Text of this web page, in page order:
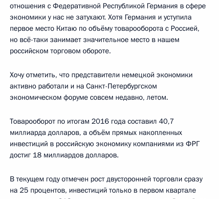
отношения с Федеративной Республикой Германия в сфере
экономики у нас не затухают. Хотя Германия и уступила
первое место Китаю по объёму товарооборота с Россией,
но всё-таки занимает значительное место в нашем
российском торговом обороте.
Хочу отметить, что представители немецкой экономики
активно работали и на Санкт-Петербургском
экономическом форуме совсем недавно, летом.
Товарооборот по итогам 2016 года составил 40,7
миллиарда долларов, а объём прямых накопленных
инвестиций в российскую экономику компаниями из ФРГ
достиг 18 миллиардов долларов.
В текущем году отмечен рост двусторонней торговли сразу
на 25 процентов, инвестиций только в первом квартале